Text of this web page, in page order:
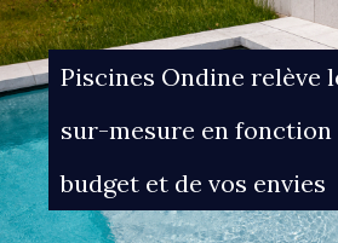
Piscines Ondine relève
sur-mesure en fonction
budget et de vos envies